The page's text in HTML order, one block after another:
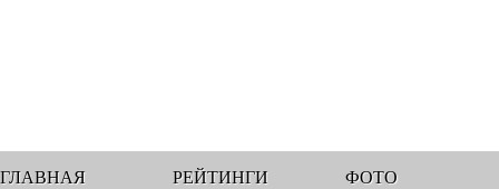
ГЛАВНАЯ
РЕЙТИНГИ
ФОТО